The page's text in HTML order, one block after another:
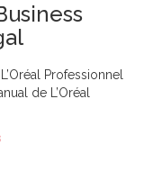
Professionnel
de L’Oréal